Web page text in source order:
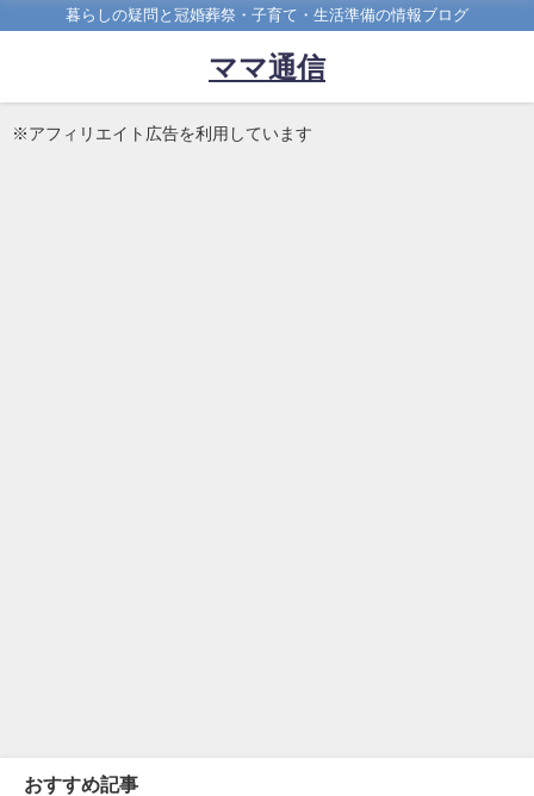
暮らしの疑問と冠婚葬祭・子育て・生活準備の情報ブログ
ママ通信
※アフィリエイト広告を利用しています
おすすめ記事